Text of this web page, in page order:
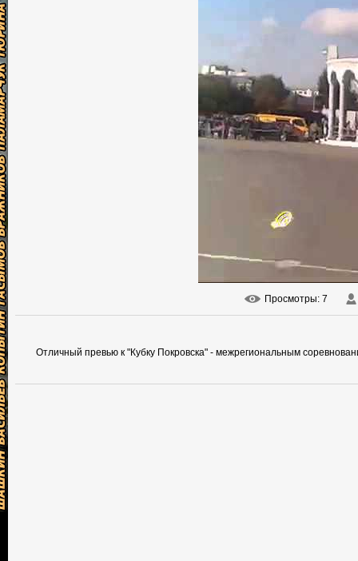
Просмотры: 7
Отличный превью к "Кубку Покровска" - межрегиональным